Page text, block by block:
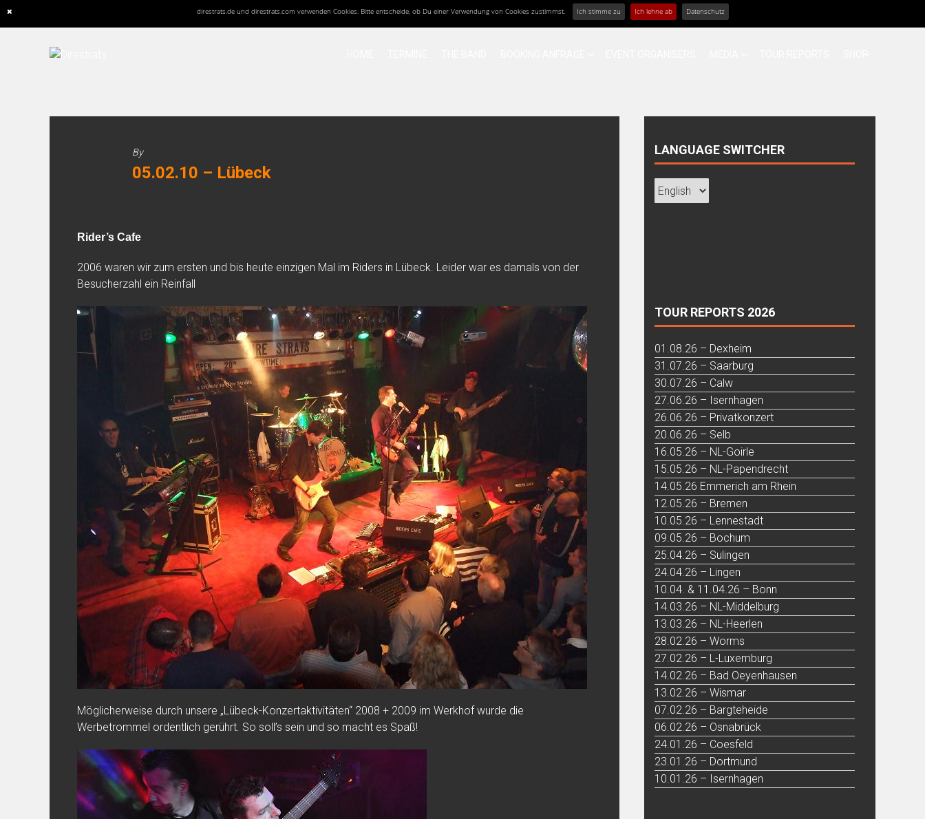
direstrats.de und direstrats.com verwenden Cookies. Bitte entscheide, ob Du einer Verwendung von Cookies zustimmst. Ich stimme zu Ich lehne ab Datenschutz
By
05.02.10 – Lübeck
Rider’s Cafe
2006 waren wir zum ersten und bis heute einzigen Mal im Riders in Lübeck. Leider war es damals von der
Besucherzahl ein Reinfall
Möglicherweise durch unsere „Lübeck-Konzertaktivitäten“ 2008 + 2009 im Werkhofwurde die
Werbetrommel ordentlich gerührt. So soll’s sein und so macht es Spaß!
LANGUAGE SWITCHER
TOUR REPORTS 2026
01.08.26 – Dexheim
31.07.26 – Saarburg
30.07.26 – Calw
27.06.26 – Isernhagen
26.06.26 – Privatkonzert
20.06.26 – Selb
16.05.26 – NL-Goirle
15.05.26 – NL-Papendrecht
14.05.26 Emmerich am Rhein
12.05.26 – Bremen
10.05.26 – Lennestadt
09.05.26 – Bochum
25.04.26 – Sulingen
24.04.26 – Lingen
10.04. & 11.04.26 – Bonn
14.03.26 – NL-Middelburg
13.03.26 – NL-Heerlen
28.02.26 – Worms
27.02.26 – L-Luxemburg
14.02.26 – Bad Oeyenhausen
13.02.26 – Wismar
07.02.26 – Bargteheide
06.02.26 – Osnabrück
24.01.26 – Coesfeld
23.01.26 – Dortmund
10.01.26 – Isernhagen